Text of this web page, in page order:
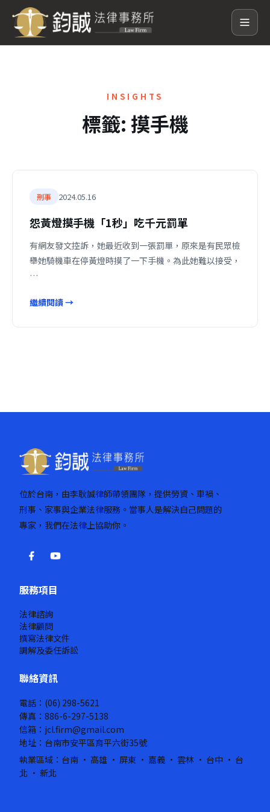
INSIGHTS
標籤:摸手機
刑事 2024.05.16
怨黃燈摸手機「1秒」吃千元罰單
有網友發文控訴，她最近收到一張罰單，原來是有民眾檢
舉她騎機車在停黃燈時摸了一下手機。為此她難以接受，
…
繼續閱讀 →
位於台南，由李耿誠律師帶領團隊，提供勞資、車禍、
刑事、家事與企業法律服務。當事人是解決自己問題的
專家，我們在法律上協助你。
服務項目
法律諮詢
法律顧問
撰寫法律文件
調解及委任訴訟
聯絡資訊
電話：(06) 298-5621
傳真：886-6-297-5138
信箱：jcl.firm@gmail.com
地址：台南市安平區育平六街35號
執業區域：台南 · 高雄 · 屏東 · 嘉義 · 雲林 · 台中 · 台
北 · 新北